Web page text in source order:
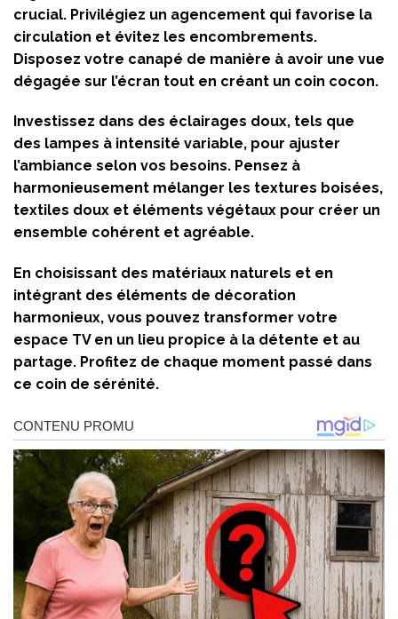
crucial. Privilégiez un agencement qui favorise la
circulation et évitez les encombrements.
Disposez votre canapé de manière à avoir une vue
dégagée sur l’écran tout en créant un coin cocon.
Investissez dans des éclairages doux, tels que
des lampes à intensité variable, pour ajuster
l’ambiance selon vos besoins. Pensez à
harmonieusement mélanger les textures boisées,
textiles doux et éléments végétaux pour créer un
ensemble cohérent et agréable.
En choisissant des matériaux naturels et en
intégrant des éléments de décoration
harmonieux, vous pouvez transformer votre
espace TV en un lieu propice à la détente et au
partage. Profitez de chaque moment passé dans
ce coin de sérénité.